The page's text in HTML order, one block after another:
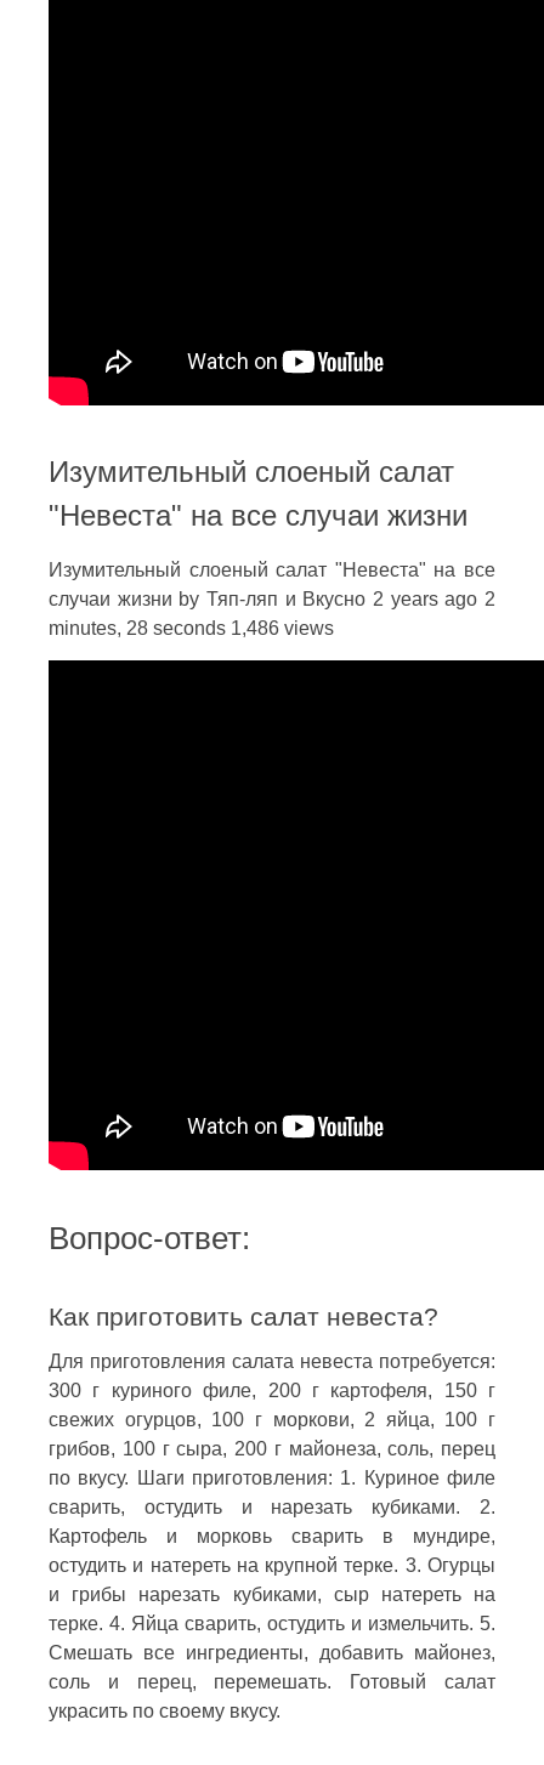
Изумительный слоеный салат
"Невеста" на все случаи жизни
Изумительный слоеный салат "Невеста" на все
случаи жизни by Тяп-ляп и Вкусно 2 years ago 2
minutes, 28 seconds 1,486 views
Вопрос-ответ:
Как приготовить салат невеста?
Для приготовления салата невеста потребуется:
300 г куриного филе, 200 г картофеля, 150 г
свежих огурцов, 100 г моркови, 2 яйца, 100 г
грибов, 100 г сыра, 200 г майонеза, соль, перец
по вкусу. Шаги приготовления: 1. Куриное филе
сварить, остудить и нарезать кубиками. 2.
Картофель и морковь сварить в мундире,
остудить и натереть на крупной терке. 3. Огурцы
и грибы нарезать кубиками, сыр натереть на
терке. 4. Яйца сварить, остудить и измельчить. 5.
Смешать все ингредиенты, добавить майонез,
соль и перец, перемешать. Готовый салат
украсить по своему вкусу.